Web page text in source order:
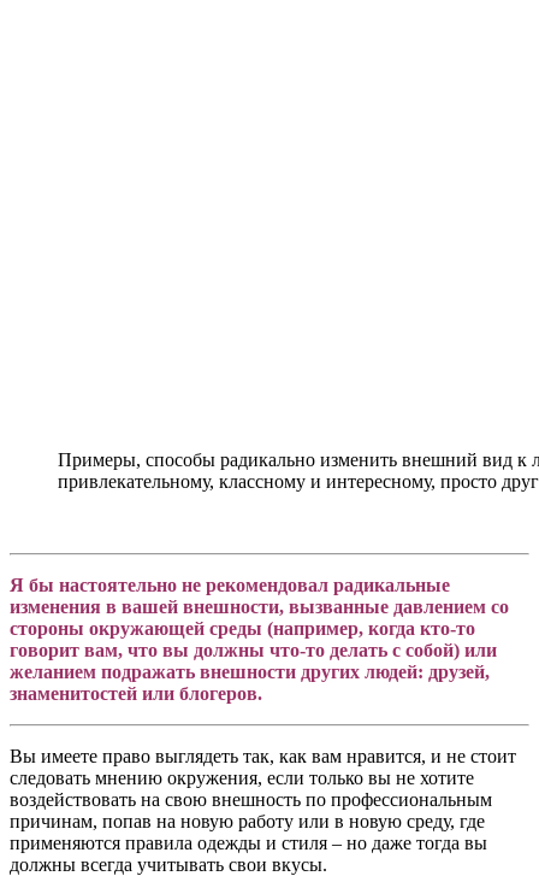
Примеры, способы радикально изменить внешний вид к
привлекательному, классному и интересному, просто
Я бы настоятельно не рекомендовал радикальные
изменения в вашей внешности, вызванные давлением со
стороны окружающей среды (например, когда кто-то
говорит вам, что вы должны что-то делать с собой) или
желанием подражать внешности других людей: друзей,
знаменитостей или блогеров.
Вы имеете право выглядеть так, как вам нравится, и не стоит
следовать мнению окружения, если только вы не хотите
воздействовать на свою внешность по профессиональным
причинам, попав на новую работу или в новую среду, где
применяются правила одежды и стиля – но даже тогда вы
должны всегда учитывать свои вкусы.